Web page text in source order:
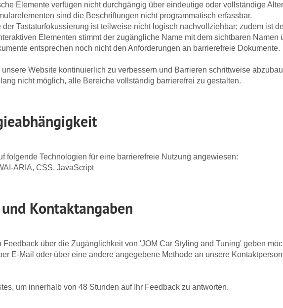
Elemente verfügen nicht durchgängig über eindeutige oder vollständige
sind die Beschriftungen nicht programmatisch erfassbar.
Tastaturfokussierung ist teilweise nicht logisch nachvollziehbar; zudem ist
Elementen stimmt der zugängliche Name mit dem sichtbaren Namen
entsprechen noch nicht den Anforderungen an barrierefreie Dokumente.
Website kontinuierlich zu verbessern und Barrieren schrittweise
nicht möglich, alle Bereiche vollständig barrierefrei zu gestalten.
folgende Technologien für eine barrierefreie Nutzung angewiesen:
ARIA, CSS, JavaScript
Kontaktangaben
Feedback über die Zugänglichkeit von 'JOM Car Styling and Tuning' geben
E-Mail oder über eine andere angegebene Methode an unsere
um innerhalb von 48 Stunden auf Ihr Feedback zu antworten.